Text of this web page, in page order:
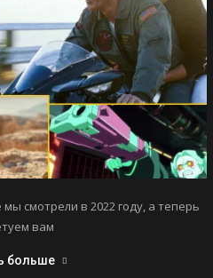
смотрели в 2022 году, а теперь
вам
больше